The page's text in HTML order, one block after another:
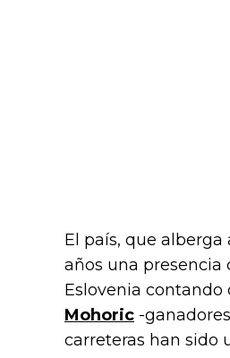
El país, que
años una presencia
Eslovenia contando
Mohoric -
carreteras han sido